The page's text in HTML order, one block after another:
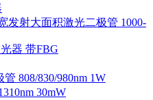
发射大面积激光二极管 1000-
器 带FBG
808/830/980nm 1W
30mW